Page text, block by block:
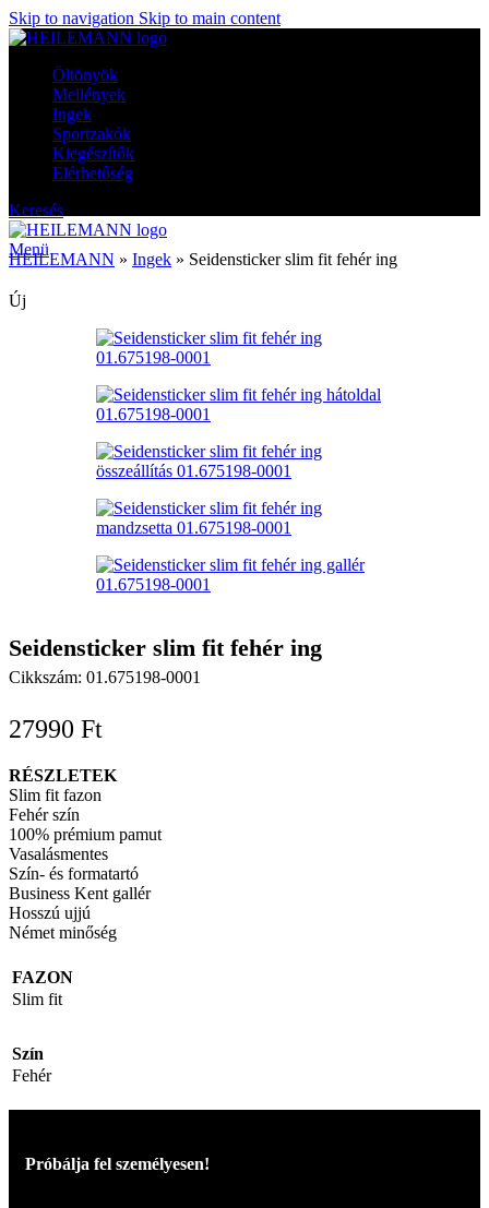
Skip to navigation Skip to main content
Öltönyök
Mellények
Ingek
Sportzakók
Kiegészítők
Elérhetőség
Keresés
Menü
HEILEMANN » Ingek » Seidensticker slim fit fehér ing
Új
Seidensticker slim fit fehér ing
Cikkszám: 01.675198-0001
27990 Ft
RÉSZLETEK
Slim fit fazon
Fehér szín
100% prémium pamut
Vasalásmentes
Szín- és formatartó
Business Kent gallér
Hosszú ujjú
Német minőség
FAZON
Slim fit
Szín
Fehér
Próbálja fel személyesen!